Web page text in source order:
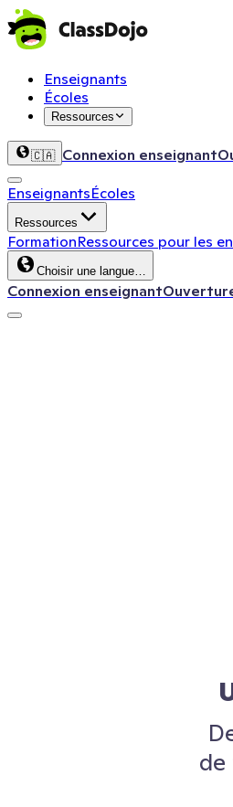
Enseignants
Écoles
Ressources
🇨🇦 Connexion enseignant
EnseignantsÉcoles
Ressources
FormationRessources pour les
Choisir une langue…
Connexion enseignant
de